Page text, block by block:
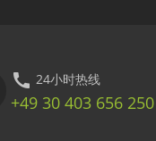
24小时热线
+49 30 403 656 250